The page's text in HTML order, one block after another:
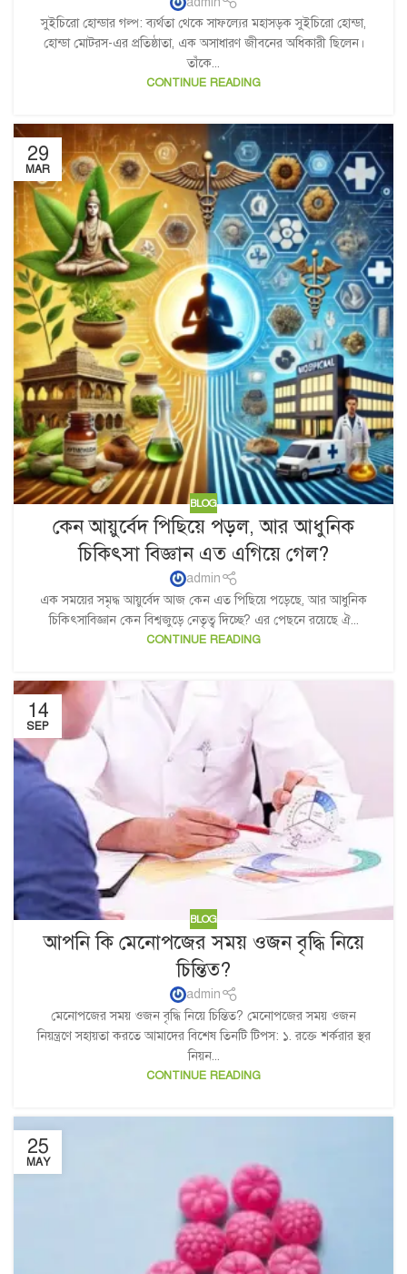
সুইচিরো হোন্ডার গল্প: ব্যর্থতা থেকে সাফল্যের মহাসড়ক সুইচিরো হোন্ডা,
হোন্ডা মোটরস-এর প্রতিষ্ঠাতা, এক অসাধারণ জীবনের অধিকারী ছিলেন।
তাঁকে...
CONTINUE READING
29
MAR
BLOG
কেন আয়ুর্বেদ পিছিয়ে পড়ল, আর আধুনিক
চিকিৎসা বিজ্ঞান এত এগিয়ে গেল?
admin
এক সময়ের সমৃদ্ধ আয়ুর্বেদ আজ কেন এত পিছিয়ে পড়েছে, আর আধুনিক
চিকিৎসাবিজ্ঞান কেন বিশ্বজুড়ে নেতৃত্ব দিচ্ছে? এর পেছনে রয়েছে ঐ...
CONTINUE READING
14
SEP
BLOG
আপনি কি মেনোপজের সময় ওজন বৃদ্ধি নিয়ে
চিন্তিত?
admin
মেনোপজের সময় ওজন বৃদ্ধি নিয়ে চিন্তিত? মেনোপজের সময় ওজন
নিয়ন্ত্রণে সহায়তা করতে আমাদের বিশেষ তিনটি টিপস: ১. রক্তে শর্করার স্থর
নিয়ন...
CONTINUE READING
25
MAY